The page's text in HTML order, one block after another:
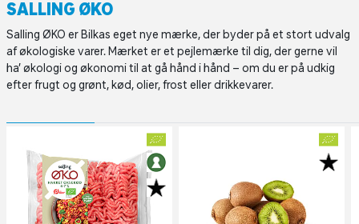
SALLING ØKO
Salling ØKO er Bilkas eget nye mærke, der byder på et stort udvalg
af økologiske varer. Mærket er et pejlemærke til dig, der gerne vil
ha’ økologi og økonomi til at gå hånd i hånd – om du er på udkig
efter frugt og grønt, kød, olier, frost eller drikkevarer.